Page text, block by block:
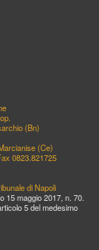
(Bn)
(Ce)
0823.821725
di Napoli
15 maggio 2017, n. 70.
5 del medesimo